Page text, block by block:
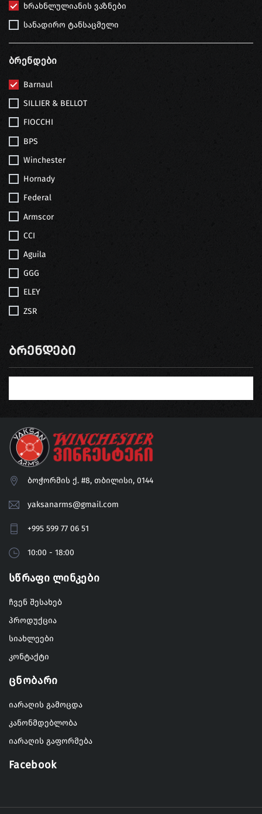
ხრახნლულიანის ვაზნები
სანადირო ტანსაცმელი
Ბრენდები
Barnaul
SILLIER & BELLOT
FIOCCHI
BPS
Winchester
Hornady
Federal
Armscor
CCI
Aguila
GGG
ELEY
ZSR
Ბრენდები
ბოჭორმის ქ. #8, თბილისი, 0144
yaksanarms@gmail.com
+995 599 77 06 51
10:00 - 18:00
Სწრაფი Ლინკები
ჩვენ შესახებ
პროდუქცია
სიახლეები
კონტაქტი
Ცნობარი
იარაღის გამოცდა
კანონმდებლობა
იარაღის გაფორმება
Facebook